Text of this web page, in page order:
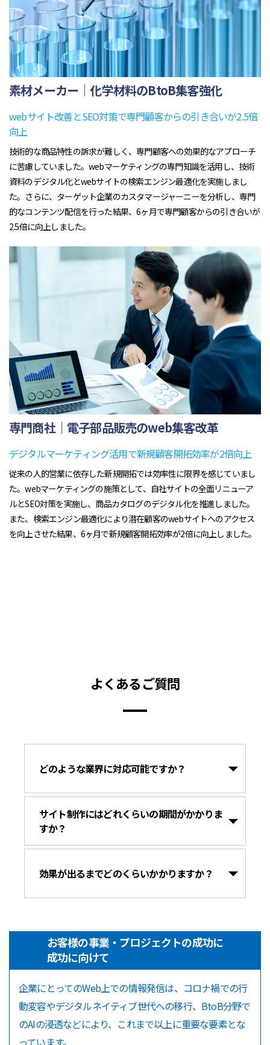
素材メーカー｜化学材料のBtoB集客強化
webサイト改善とSEO対策で専門顧客からの引き合いが2.5倍
向上
技術的な商品特性の訴求が難しく、専門顧客への効果的なアプローチ
に苦慮していました。webマーケティングの専門知識を活用し、技術
資料のデジタル化とwebサイトの検索エンジン最適化を実施しまし
た。さらに、ターゲット企業のカスタマージャーニーを分析し、専門
的なコンテンツ配信を行った結果、6ヶ月で専門顧客からの引き合いが
2.5倍に向上しました。
専門商社｜電子部品販売のweb集客改革
デジタルマーケティング活用で新規顧客開拓効率が2倍向上
従来の人的営業に依存した新規開拓では効率性に限界を感じていまし
た。webマーケティングの施策として、自社サイトの全面リニューア
ルとSEO対策を実施し、商品カタログのデジタル化を推進しました。
また、検索エンジン最適化により潜在顧客のwebサイトへのアクセス
を向上させた結果、6ヶ月で新規顧客開拓効率が2倍に向上しました。
よくあるご質問
どのような業界に対応可能ですか？
サイト制作にはどれくらいの期間がかかりま
すか？
効果が出るまでどのくらいかかりますか？
お客様の事業・プロジェクトの成功に
成功に向けて
企業にとってのWeb上での情報発信は、コロナ禍での行
動変容やデジタルネイティブ世代への移行、BtoB分野で
のAIの浸透などにより、これまで以上に重要な要素とな
っています。